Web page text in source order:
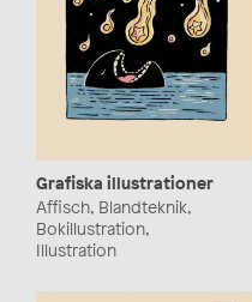
Grafiska illustrationer
Affisch, Blandteknik,
Bokillustration,
Illustration